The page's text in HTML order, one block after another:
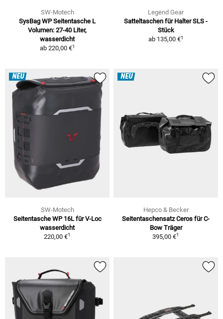
SW-Motech
SysBag WP Seitentasche L
Volumen: 27-40 Liter,
wasserdicht
ab 220,00 €1
Legend Gear
Satteltaschen für Halter SLS -
Stück
ab 135,00 €1
NEU
SW-Motech
Seitentasche WP 16L für V-Loc
wasserdicht
220,00 €1
NEU
Hepco & Becker
Seitentaschensatz Ceros für C-
Bow Träger
395,00 €1